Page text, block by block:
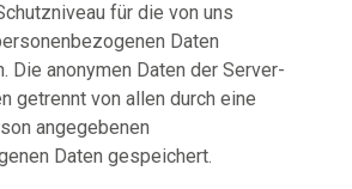
für die von uns
Daten
Die anonymen Daten der Server-
getrennt von allen durch eine
angegebenen
Daten gespeichert.